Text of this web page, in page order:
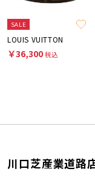
SALE
LOUIS VUITTON
￥36,300税込
川口芝産業道路